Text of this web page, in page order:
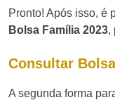
Pronto! Após isso, é
Bolsa Família 2023,
Consultar
A segunda forma